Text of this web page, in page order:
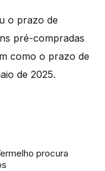
o prazo de
pré-compradas
como o prazo de
de 2025.
procura